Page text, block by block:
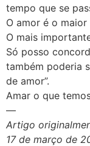
tempo que se
O amor é o
O mais
Só posso
também poderia
de amor”.
Amar o que
—
Artigo
17 de março de